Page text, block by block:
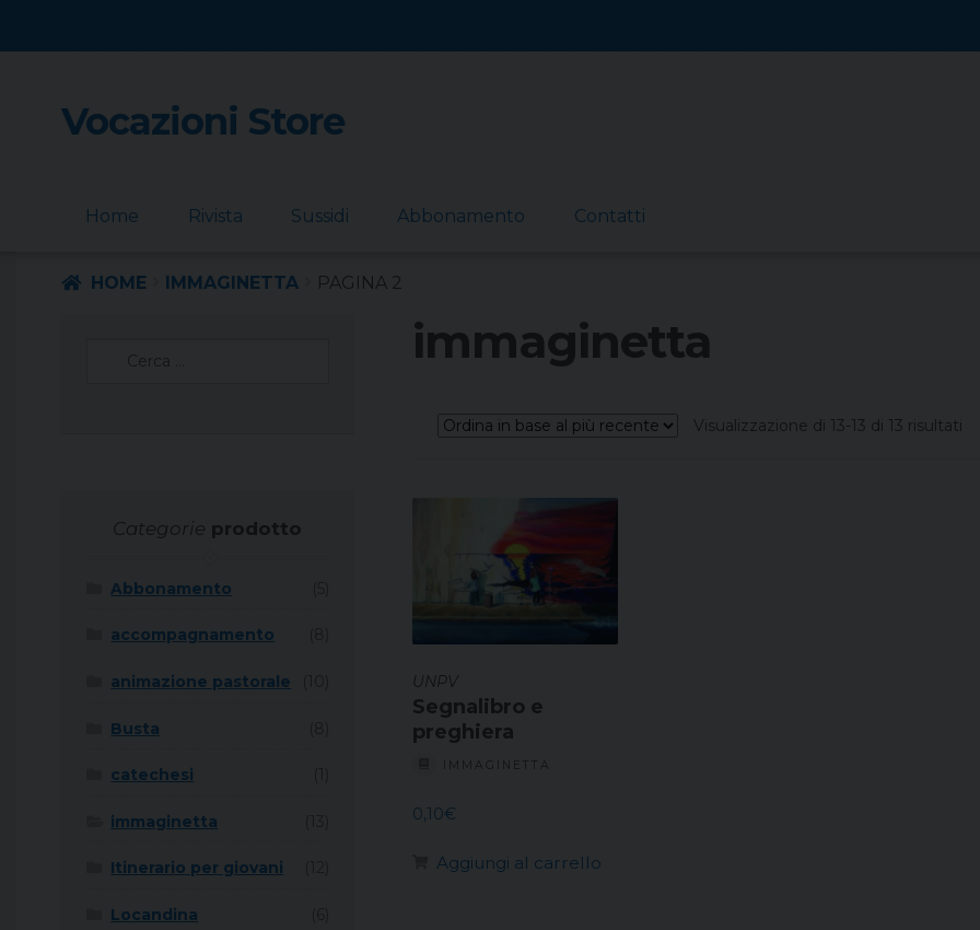
Skip
to
Skip
to
Vocazioni Store
Home Rivista Sussidi Abbonamento Contatti
HOME IMMAGINETTA PAGINA 2
immaginetta
Visualizzazione di 13-13 di 13 risultati
UNPV
Segnalibro e
preghiera
IMMAGINETTA
0,10€
Aggiungi al carrello
Categorie prodotto
Abbonamento
accompagnamento
animazione pastorale
Busta
catechesi
immaginetta
Itinerario per giovani
Locandina